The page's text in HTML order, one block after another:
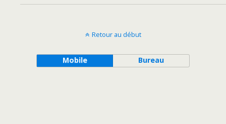
Retour au début
Mobile Bureau